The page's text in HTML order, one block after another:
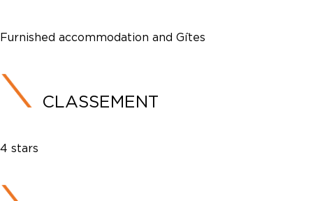
Furnished accommodation and Gîtes
CLASSEMENT
4 stars